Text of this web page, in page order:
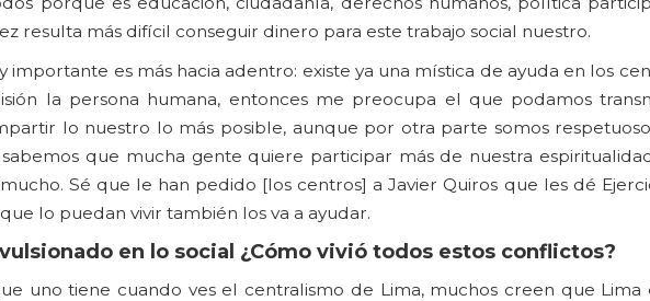
resulta más difícil conseguir dinero para este trabajo social nuestro.
es más hacia adentro: existe ya una mística de ayuda en los
la persona humana, entonces me preocupa el que podamos
lo nuestro lo más posible, aunque por otra parte somos
que mucha gente quiere participar más de nuestra
Sé que le han pedido [los centros] a Javier Quiros que les dé
lo puedan vivir también los va a ayudar.
en lo social ¿Cómo vivió todos estos conflictos?
uno tiene cuando ves el centralismo de Lima, muchos creen que Lima